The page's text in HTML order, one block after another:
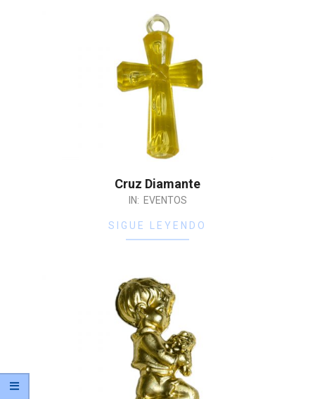
Cruz Diamante
IN: EVENTOS
SIGUE LEYENDO